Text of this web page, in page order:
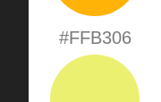
#FFB306